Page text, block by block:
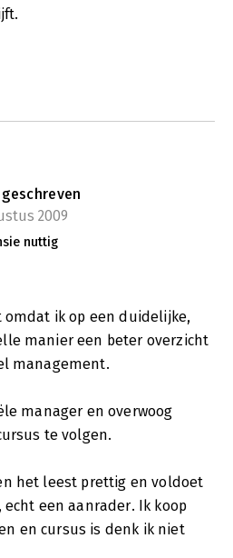
2009
nuttig
omdat ik op een duidelijke,
manier een beter overzicht
management.
manager en overwoog
te volgen.
het leest prettig en voldoet
een aanrader. Ik koop
en cursus is denk ik niet